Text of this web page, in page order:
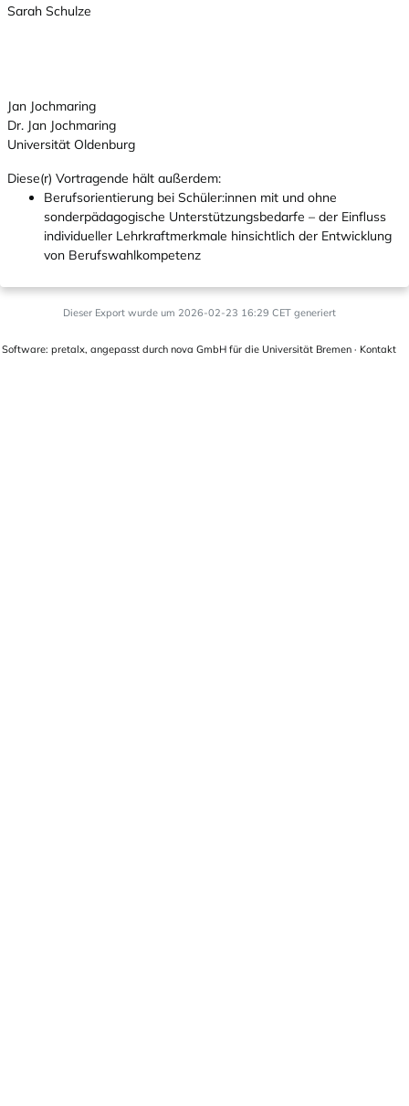
Sarah Schulze
Jan Jochmaring
Dr. Jan Jochmaring
Universität Oldenburg
Diese(r) Vortragende hält außerdem:
Berufsorientierung bei Schüler:innen mit und ohne
sonderpädagogische Unterstützungsbedarfe – der Einfluss
individueller Lehrkraftmerkmale hinsichtlich der Entwicklung
von Berufswahlkompetenz
Dieser Export wurde um 2026-02-23 16:29 CET generiert
Software: pretalx, angepasst durch nova GmbH für die Universität Bremen · Kontakt